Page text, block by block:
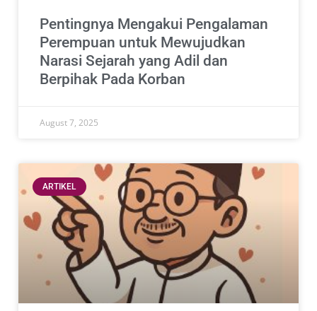
Pentingnya Mengakui Pengalaman
Perempuan untuk Mewujudkan
Narasi Sejarah yang Adil dan
Berpihak Pada Korban
August 7, 2025
ARTIKEL